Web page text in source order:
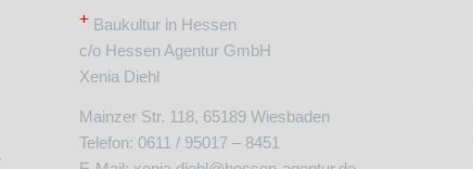
+Baukultur in Hessen
c/o Hessen Agentur GmbH
Xenia Diehl
Mainzer Str. 118, 65189 Wiesbaden
Telefon: 0611 / 95017 – 8451